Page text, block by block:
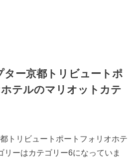
ター京都トリビュートポ
テルのマリオットカテ
トリビュートポートフォリオホテ
リーはカテゴリー6になっていま